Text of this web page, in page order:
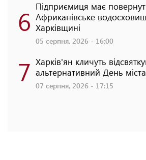
6 Підприємиця має
Африканівське
Харківщині
05 серпня, 2026 - 16:00
7 Харків'ян кличуть
альтернативний День міста
07 серпня, 2026 - 17:15